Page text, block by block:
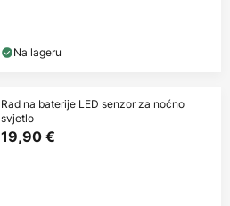
Na lageru
Rad na baterije LED senzor za noćno
svjetlo
19,90 €